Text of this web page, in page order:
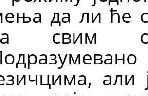
да ли ће
свим
али